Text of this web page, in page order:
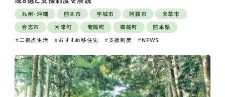
九州・沖縄 熊本市 宇城市 阿蘇市 天草市
合志市 大津町 菊陽町 御船町 熊本県
二拠点生活 おすすめ移住先 支援制度 NEWS